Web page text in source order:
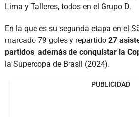
Lima y Talleres, todos en el Grupo D.
En la que es su segunda etapa en el
marcado 79 goles y repartido 27
partidos, además de conquistar la
la Supercopa de Brasil (2024).
PUBLICIDAD